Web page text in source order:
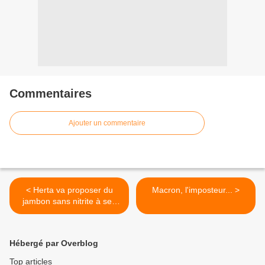
Commentaires
Ajouter un commentaire
< Herta va proposer du
jambon sans nitrite à ses
clients
Macron, l'imposteur... >
Hébergé par Overblog
Top articles